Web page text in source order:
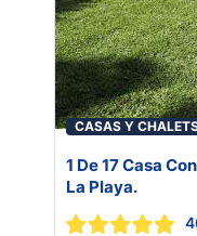
CASAS Y
1 De 17 Casa
La Playa.